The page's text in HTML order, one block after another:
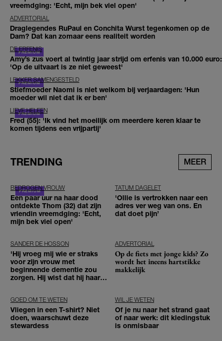
vreemdging: 'Echt, mijn bek viel open'
ADVERTORIAL
Draglegendes RuPaul en Conchita Wurst tegenkomen op de
Dam? Dat kan zomaar eens realiteit worden
DE ERFENIS
Amy’s zus voert al twintig jaar strijd om erfenis van 10.000 euro:
'Op de uitvaart is ze niet geweest'
LEKKER SAMENGESTELD
Stiefmoeder Naomi is niet welkom bij verjaardagen: 'Hun
moeder wil niet dat ik er ben'
LIEVE HELEEN
Fred (55): 'Ik vind het moeilijk om meerdere keren klaar te
komen tijdens een vrijpartij'
TRENDING MEER
BEDROGEN VROUW
Een paar uur na haar dood
ontdekte Thom (32) dat zijn
vriendin vreemdging: 'Echt,
mijn bek viel open'
TATUM DAGELET
'Ollie is vertrokken naar een
adres ver weg van ons. En
dat doet pijn’
SANDER DE HOSSON
'Hij vroeg mij wie er straks
voor zijn vrouw met
beginnende dementie zou
zorgen. Hij wist dat hij haar
ADVERTORIAL
Op de fiets met jonge kids? Zo
wordt het ineens hartstikke
makkelijk
GOED OM TE WETEN
Vliegen in een T-shirt? Niet
doen, waarschuwt deze
stewardess
WIL JE WETEN
Of je nu naar het strand gaat
of naar werk: dit kledingstuk
is onmisbaar